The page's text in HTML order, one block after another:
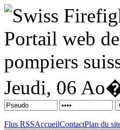
Jeudi, 06
Flus RSSAccueilContactPlan du